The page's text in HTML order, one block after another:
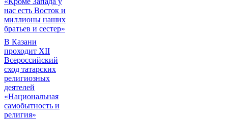
нас есть Восток и
миллионы наших
братьев и сестер»
В Казани
проходит XII
Всероссийский
сход татарских
религиозных
деятелей
«Национальная
самобытность и
религия»